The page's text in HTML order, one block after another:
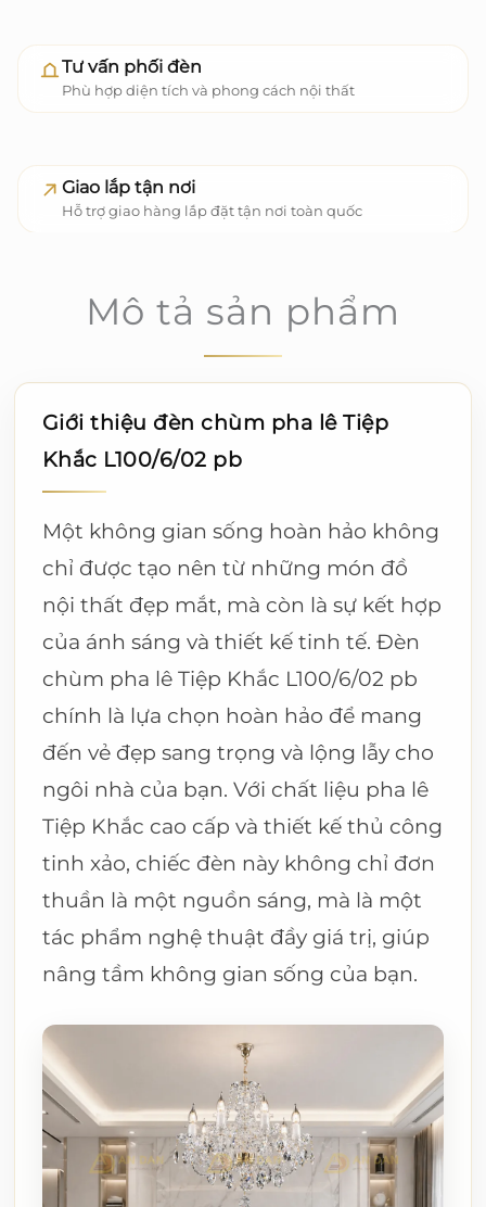
Tư vấn phối đèn
Phù hợp diện tích và phong cách nội thất
Giao lắp tận nơi
Hỗ trợ giao hàng lắp đặt tận nơi toàn quốc
Mô tả sản phẩm
Giới thiệu đèn chùm pha lê Tiệp
Khắc L100/6/02 pb
Một không gian sống hoàn hảo không
chỉ được tạo nên từ những món đồ
nội thất đẹp mắt, mà còn là sự kết hợp
của ánh sáng và thiết kế tinh tế. Đèn
chùm pha lê Tiệp Khắc L100/6/02 pb
chính là lựa chọn hoàn hảo để mang
đến vẻ đẹp sang trọng và lộng lẫy cho
ngôi nhà của bạn. Với chất liệu pha lê
Tiệp Khắc cao cấp và thiết kế thủ công
tinh xảo, chiếc đèn này không chỉ đơn
thuần là một nguồn sáng, mà là một
tác phẩm nghệ thuật đầy giá trị, giúp
nâng tầm không gian sống của bạn.